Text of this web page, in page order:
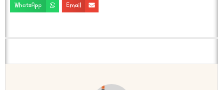
Email
WhatsApp